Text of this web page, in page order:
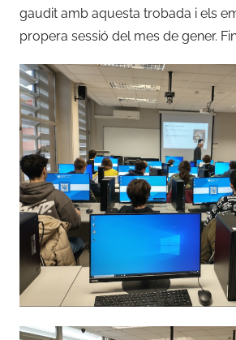
n
gaudit amb aquesta trobada i els
propera sessió del mes de gener.